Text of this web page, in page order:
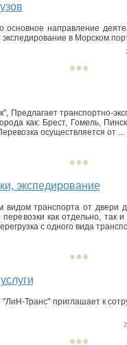
основное направление
в Морском
Предлагает транспортно-
как: Брест, Гомель,
осуществляется от ...
экспедирование
видом транспорта от
как отдельно, так
с одного вида
Транс" приглашает к